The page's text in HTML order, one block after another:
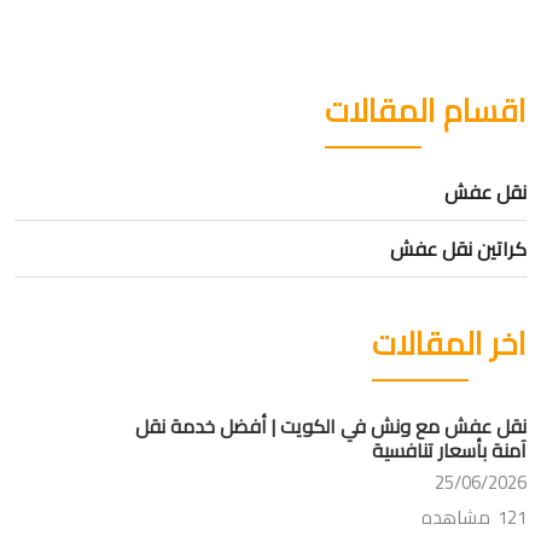
اقسام المقالات
نقل عفش
كراتين نقل عفش
اخر المقالات
نقل عفش مع ونش في الكويت | أفضل خدمة نقل
آمنة بأسعار تنافسية
25/06/2026
121 مشاهده